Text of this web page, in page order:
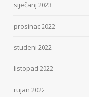
siječanj 2023
prosinac 2022
studeni 2022
listopad 2022
rujan 2022